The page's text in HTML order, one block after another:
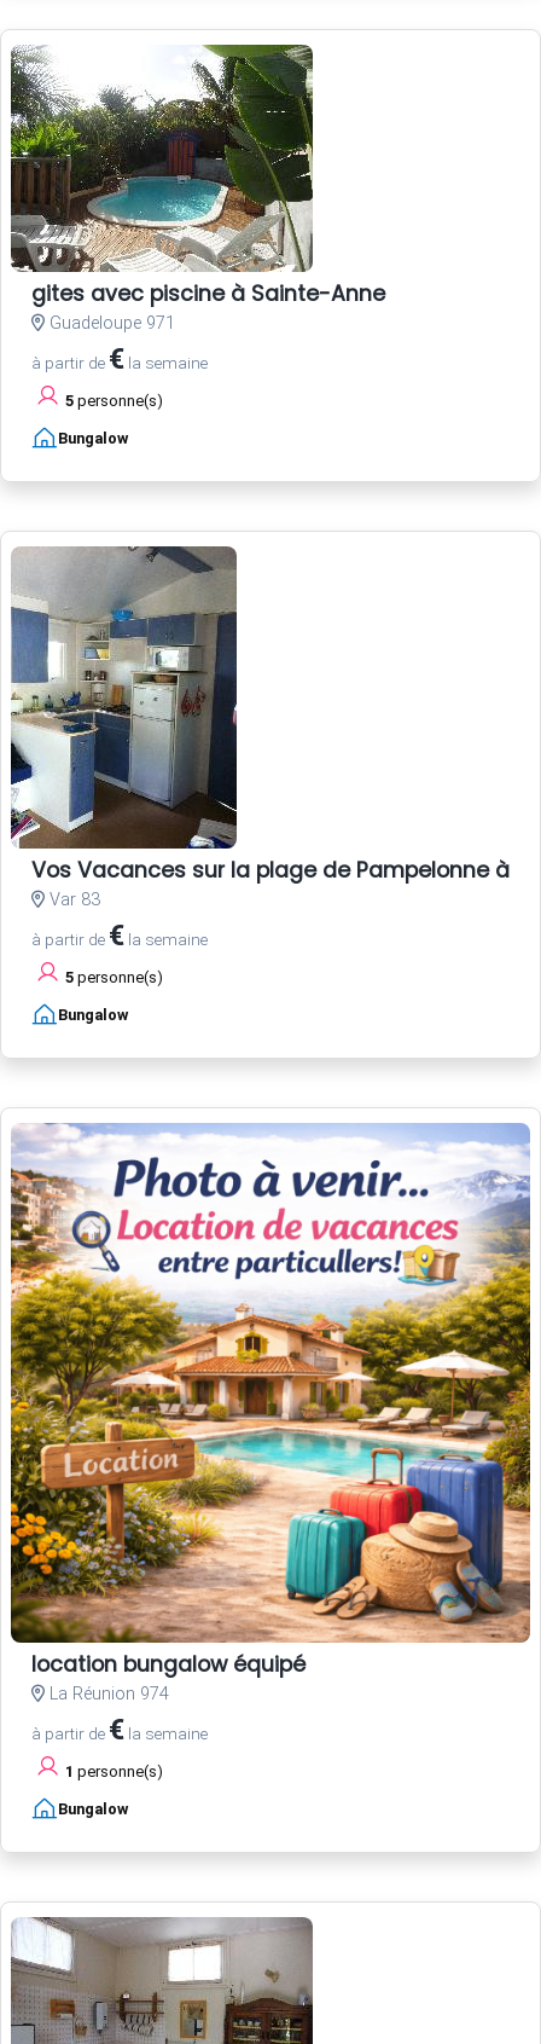
gites avec piscine à Sainte-Anne
Guadeloupe 971
à partir de € la semaine
5 personne(s)
Bungalow
Vos Vacances sur la plage de Pampelonne à
Var 83
à partir de € la semaine
5 personne(s)
Bungalow
location bungalow équipé
La Réunion 974
à partir de € la semaine
1 personne(s)
Bungalow